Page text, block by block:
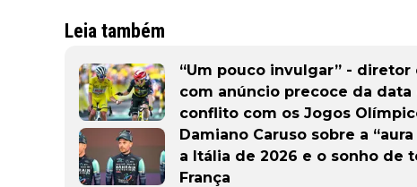
Leia também
“Um pouco invulgar” -
com anúncio precoce da data
conflito com os Jogos
Damiano Caruso sobre a
a Itália de 2026 e o sonho de
França